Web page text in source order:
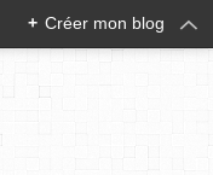
+ Créer mon blog